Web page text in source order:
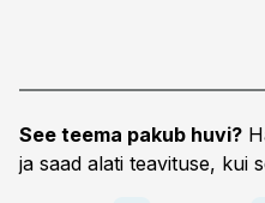
See teema pakub huvi?
ja saad alati teavituse, kui